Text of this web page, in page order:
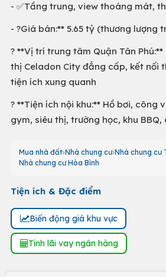
- ✅Tầng trung, view thoáng mát,
- ?Giá bán:** 5.65 tỷ (thương lượng
? **Vị trí trung tâm Quận Tân
thị Celadon City đẳng cấp, kết nối
tiện ích xung quanh
? **Tiện ích nội khu:** Hồ bơi, công
gym, siêu thị, trường học, khu BBQ,
Mua nhà đất Nhà chung cư Nhà chung cư
Nhà chung cư Hòa Bình
Tiện ích & Đặc điểm
Biến động giá khu vực
Tính lãi vay ngân hàng